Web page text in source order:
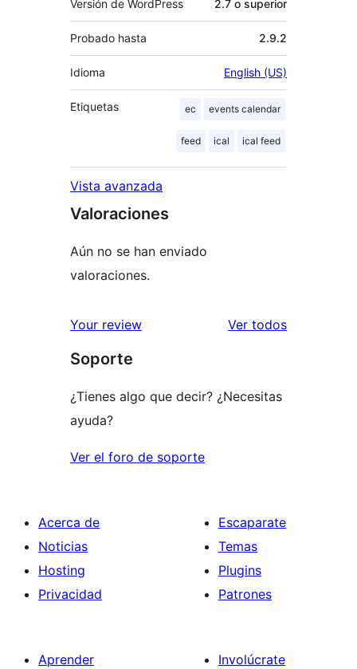
Versión de WordPress 2.7 o superior
Probado hasta 2.9.2
Idioma English (US)
Etiquetas ec events calendar
feed ical ical feed
Vista avanzada
Valoraciones
Aún no se han enviado
valoraciones.
Your review Ver todoslos
Soporte
¿Tienes algo que decir? ¿Necesitas
ayuda?
Ver el foro de soporte
Acerca de
Noticias
Hosting
Privacidad
Escaparate
Temas
Plugins
Patrones
Aprender
Involúcrate